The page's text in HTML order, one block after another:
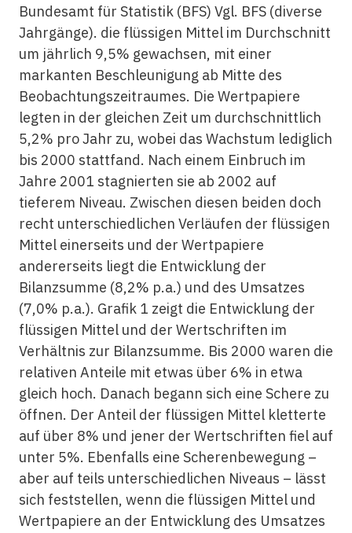
Bundesamt für Statistik (BFS) Vgl. BFS (diverse
Jahrgänge). die flüssigen Mittel im Durchschnitt
um jährlich 9,5% gewachsen, mit einer
markanten Beschleunigung ab Mitte des
Beobachtungszeitraumes. Die Wertpapiere
legten in der gleichen Zeit um durchschnittlich
5,2% pro Jahr zu, wobei das Wachstum lediglich
bis 2000 stattfand. Nach einem Einbruch im
Jahre 2001 stagnierten sie ab 2002 auf
tieferem Niveau. Zwischen diesen beiden doch
recht unterschiedlichen Verläufen der flüssigen
Mittel einerseits und der Wertpapiere
andererseits liegt die Entwicklung der
Bilanzsumme (8,2% p.a.) und des Umsatzes
(7,0% p.a.). Grafik 1 zeigt die Entwicklung der
flüssigen Mittel und der Wertschriften im
Verhältnis zur Bilanzsumme. Bis 2000 waren die
relativen Anteile mit etwas über 6% in etwa
gleich hoch. Danach begann sich eine Schere zu
öffnen. Der Anteil der flüssigen Mittel kletterte
auf über 8% und jener der Wertschriften fiel auf
unter 5%. Ebenfalls eine Scherenbewegung –
aber auf teils unterschiedlichen Niveaus – lässt
sich feststellen, wenn die flüssigen Mittel und
Wertpapiere an der Entwicklung des Umsatzes